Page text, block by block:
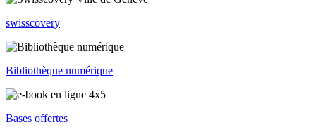
swisscovery
Bibliothèque numérique
Bases offertes